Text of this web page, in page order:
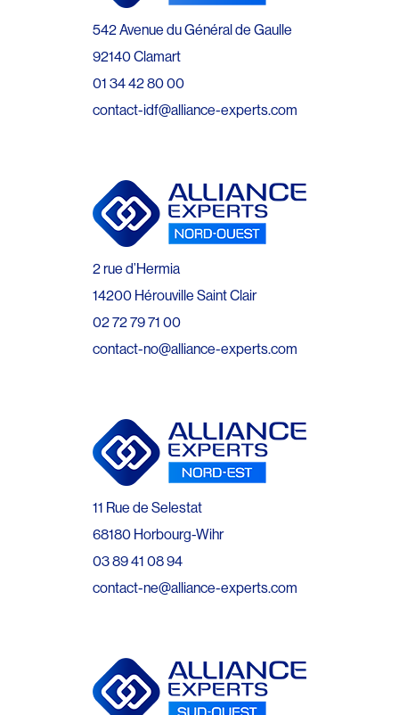
542 Avenue du Général de Gaulle
92140 Clamart
01 34 42 80 00
contact-idf@alliance-experts.com
2 rue d’Hermia
14200 Hérouville Saint Clair
02 72 79 71 00
contact-no@alliance-experts.com
11 Rue de Selestat
68180 Horbourg-Wihr
03 89 41 08 94
contact-ne@alliance-experts.com